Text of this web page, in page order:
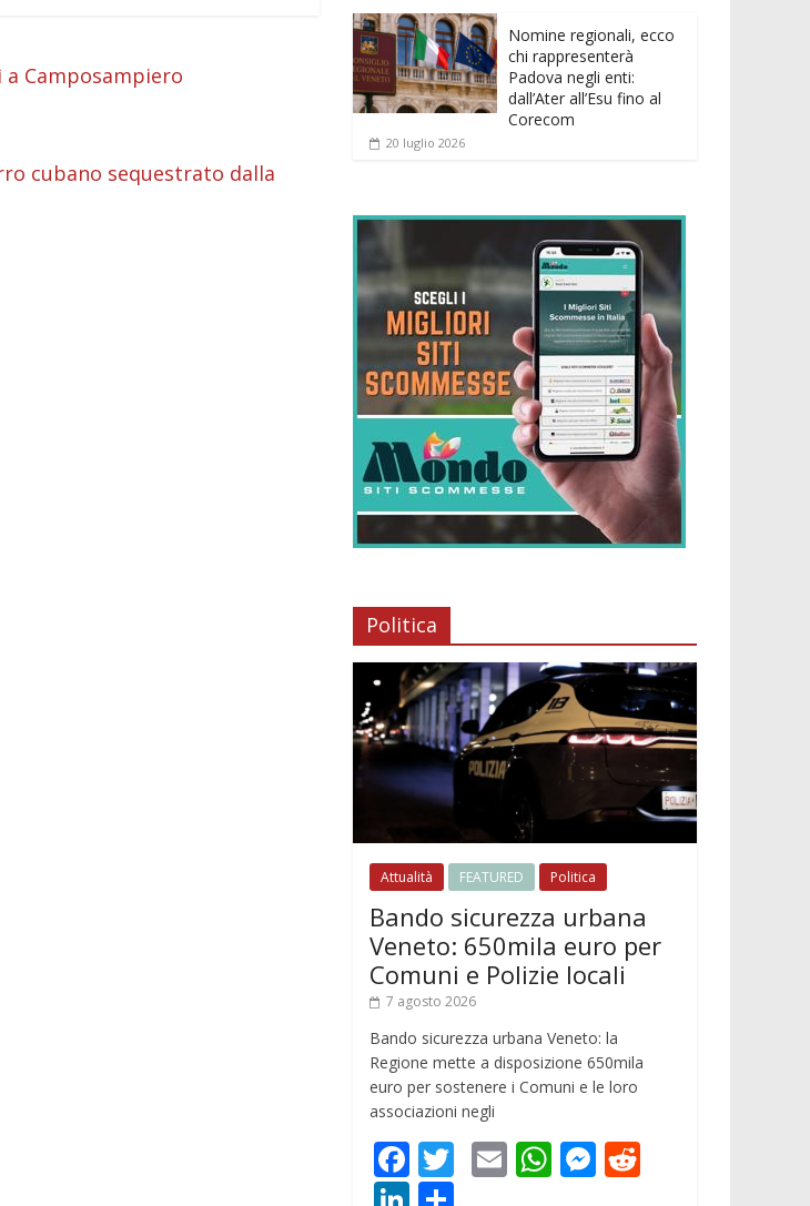
Camposampiero
cubano sequestrato dalla
Nomine regionali, ecco
chi rappresenterà
Padova negli enti:
dall’Ater all’Esu fino al
Corecom
20 luglio 2026
Politica
Attualità FEATURED Politica
Bando sicurezza urbana
Veneto: 650mila euro per
Comuni e Polizie locali
7 agosto 2026
Bando sicurezza urbana Veneto: la
Regione mette a disposizione 650mila
euro per sostenere i Comuni e le loro
associazioni negli
F
ac
T E W M